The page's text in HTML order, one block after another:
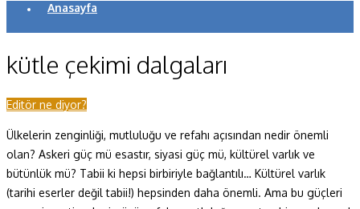
Anasayfa
Yazarlar
Makaleler
Dergi Sayıları
Yaşam Bilimleri
Sağlık
kütle çekimi dalgaları
Editör ne diyor?
Ülkelerin zenginliği, mutluluğu ve refahı açısından nedir önemli
olan? Askeri güç mü esastır, siyasi güç mü, kültürel varlık ve
bütünlük mü? Tabii ki hepsi birbiriyle bağlantılı… Kültürel varlık
(tarihi eserler değil tabii!) hepsinden daha önemli. Ama bu güçleri